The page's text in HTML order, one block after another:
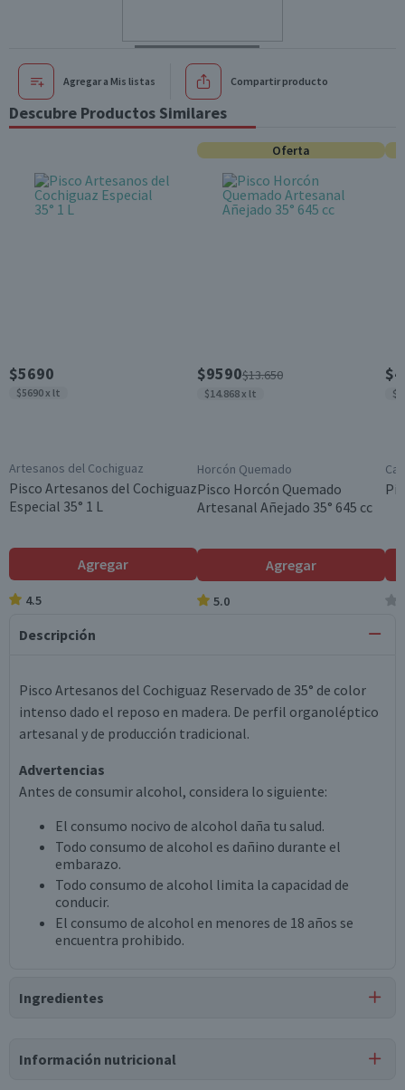
Agregar a Mis listas Compartir producto
Descubre Productos Similares
$5690
$5690 x lt
Artesanos del Cochiguaz
Pisco Artesanos del Cochiguaz
Especial 35° 1 L
Agregar
4.5
Oferta
$9590$13.650
$14.868 x lt
Horcón Quemado
Pisco Horcón Quemado
Artesanal Añejado 35° 645 cc
Agregar
5.0
Descripción
Pisco Artesanos del Cochiguaz Reservado de 35° de color
intenso dado el reposo en madera. De perfil organoléptico
artesanal y de producción tradicional.
Advertencias
Antes de consumir alcohol, considera lo siguiente:
El consumo nocivo de alcohol daña tu salud.
Todo consumo de alcohol es dañino durante el
embarazo.
Todo consumo de alcohol limita la capacidad de
conducir.
El consumo de alcohol en menores de 18 años se
encuentra prohibido.
Ingredientes
Información nutricional